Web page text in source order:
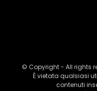
© Copyright - All rights
È vietata qualsiasi
contenuti